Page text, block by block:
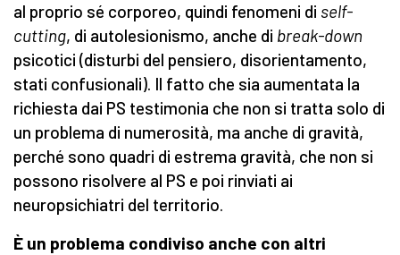
al proprio sé corporeo, quindi fenomeni di self-
cutting, di autolesionismo, anche di break-down
psicotici (disturbi del pensiero, disorientamento,
stati confusionali). Il fatto che sia aumentata la
richiesta dai PS testimonia che non si tratta solo di
un problema di numerosità, ma anche di gravità,
perché sono quadri di estrema gravità, che non si
possono risolvere al PS e poi rinviati ai
neuropsichiatri del territorio.
È un problema condiviso anche con altri